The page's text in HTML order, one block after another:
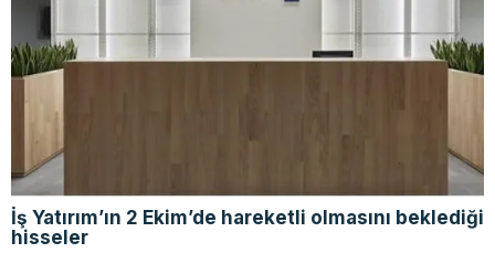
İş Yatırım’ın 2 Ekim’de hareketli olmasını beklediği
hisseler